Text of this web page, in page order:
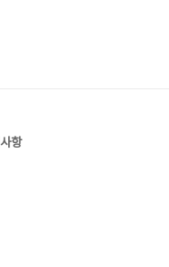
항